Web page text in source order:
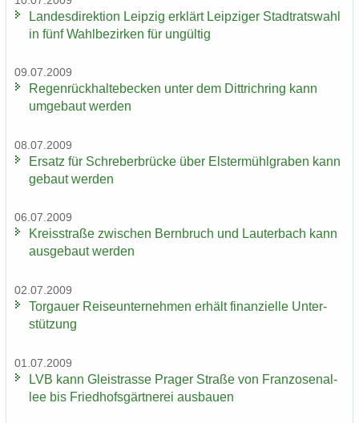
Lan­des­di­rek­ti­on Leip­zig er­klärt Leip­zi­ger Stadt­rats­wahl
in fünf Wahl­be­zir­ken für un­gül­tig
09.07.2009
Re­gen­rück­hal­te­be­cken unter dem Dittrich­ring kann
um­ge­baut wer­den
08.07.2009
Er­satz für Schre­ber­brü­cke über Els­ter­mühl­gra­ben kann
ge­baut wer­den
06.07.2009
Kreis­stra­ße zwi­schen Bern­bruch und Lau­ter­bach kann
aus­ge­baut wer­den
02.07.2009
Tor­gau­er Rei­se­un­ter­neh­men er­hält fi­nan­zi­el­le Un­ter­
stüt­zung
01.07.2009
LVB kann Gleis­tras­se Pra­ger Stra­ße von Fran­zo­sen­al­
lee bis Fried­hofs­gärt­ne­rei aus­bau­en